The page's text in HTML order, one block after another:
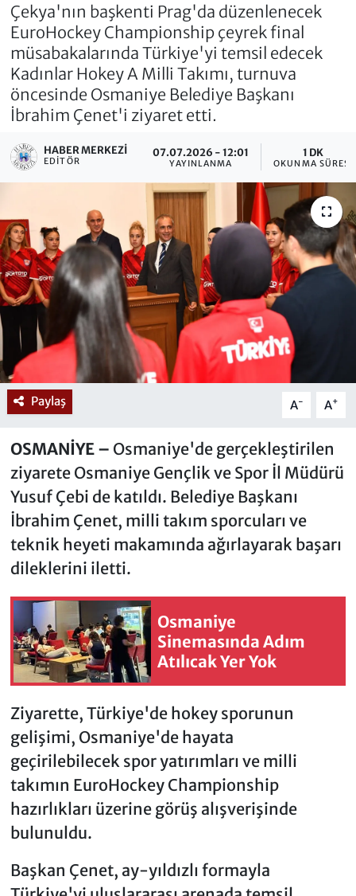
Çekya'nın başkenti Prag'da düzenlenecek
EuroHockey Championship çeyrek final
müsabakalarında Türkiye'yi temsil edecek
Kadınlar Hokey A Milli Takımı, turnuva
öncesinde Osmaniye Belediye Başkanı
İbrahim Çenet'i ziyaret etti.
HABER MERKEZI
EDITÖR
07.07.2026 - 12:01
YAYINLANMA
1 DK
OKUNMA SÜRESI
Paylaş A- A+
OSMANİYE – Osmaniye'de gerçekleştirilen
ziyarete Osmaniye Gençlik ve Spor İl Müdürü
Yusuf Çebi de katıldı. Belediye Başkanı
İbrahim Çenet, milli takım sporcuları ve
teknik heyeti makamında ağırlayarak başarı
dileklerini iletti.
Osmaniye
Sinemasında Adım
Atılıcak Yer Yok
Ziyarette, Türkiye'de hokey sporunun
gelişimi, Osmaniye'de hayata
geçirilebilecek spor yatırımları ve milli
takımın EuroHockey Championship
hazırlıkları üzerine görüş alışverişinde
bulunuldu.
Başkan Çenet, ay-yıldızlı formayla